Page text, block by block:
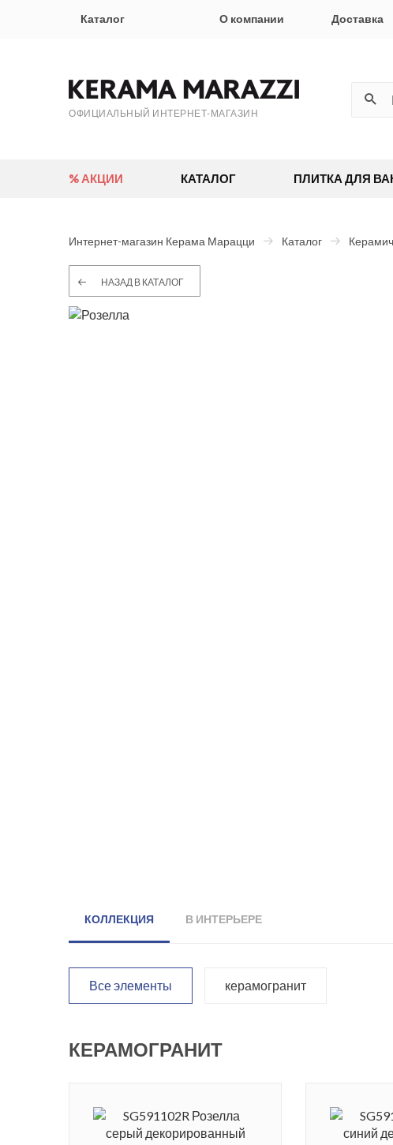
Каталог О компании Доставка
ОФИЦИАЛЬНЫЙ ИНТЕРНЕТ-МАГАЗИН
% АКЦИИ КАТАЛОГ ПЛИТКА ДЛЯ
Интернет-магазин Керама Марацци Каталог
НАЗАД В КАТАЛОГ
КОЛЛЕКЦИЯ В ИНТЕРЬЕРЕ
Все элементы керамогранит
КЕРАМОГРАНИТ